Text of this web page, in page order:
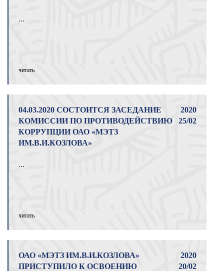
...
читать
04.03.2020 СОСТОИТСЯ ЗАСЕДАНИЕ
КОМИССИИ ПО ПРОТИВОДЕЙСТВИЮ
КОРРУПЦИИ ОАО «МЭТЗ
ИМ.В.И.КОЗЛОВА»
2020
25/02
...
читать
ОАО «МЭТЗ ИМ.В.И.КОЗЛОВА»
ПРИСТУПИЛО К ОСВОЕНИЮ
2020
20/02